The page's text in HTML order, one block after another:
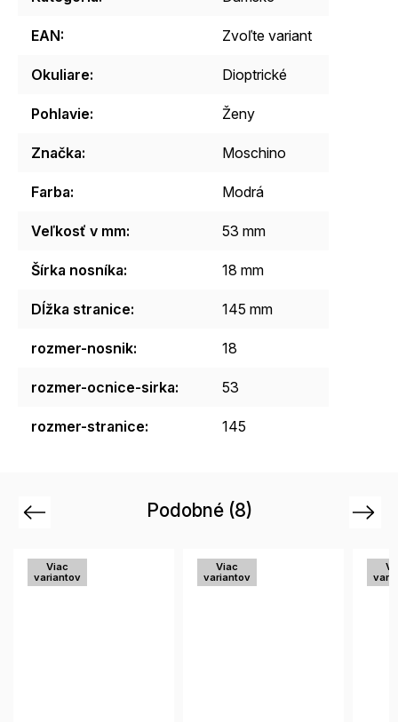
EAN: Zvoľte variant
Okuliare: Dioptrické
Pohlavie: Ženy
Značka: Moschino
Farba: Modrá
Veľkosť v mm: 53 mm
Šírka nosníka: 18 mm
Dĺžka stranice: 145 mm
rozmer-nosnik: 18
rozmer-ocnice-sirka: 53
rozmer-stranice: 145
Podobné (8)
Previous
Viac
variantov
Viac
variantov
Next